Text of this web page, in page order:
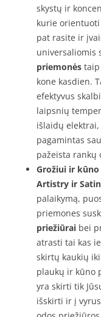
skystų ir
kurie
pat rasite ir
universaliomis
priemonės taip
kone kasdien.
efektyvus
laipsnių
išlaidų
pagamintas
pažeista rankų
Grožiui ir
Artistry ir
palaikymą,
priemones
priežiūrai bei
atrasti tai kas
skirtų kaukių
plaukų ir kūno
yra skirti tik
išskirti ir į